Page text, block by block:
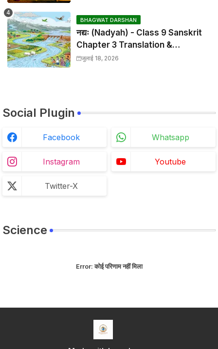
BHAGWAT DARSHAN
नद्यः (Nadyah) - Class 9 Sanskrit
Chapter 3 Translation &
Solutions
जुलाई 18, 2026
Social Plugin
Facebook Whatsapp
Instagram Youtube
Twitter-X
Science
Error:कोई परिणाम नहीं मिला